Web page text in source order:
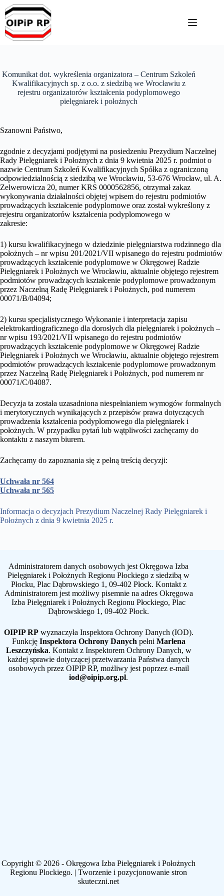
Przejdź
do
treści
Komunikat dot. wykreślenia organizatora – Centrum Szkoleń
Kwalifikacyjnych sp. z o.o. z siedzibą we Wrocławiu z
rejestru organizatorów kształcenia podyplomowego
pielęgniarek i położnych
Szanowni Państwo,
zgodnie z decyzjami podjętymi na posiedzeniu Prezydium Naczelnej
Rady Pielęgniarek i Położnych z dnia 9 kwietnia 2025 r. podmiot o
nazwie Centrum Szkoleń Kwalifikacyjnych Spółka z ograniczoną
odpowiedzialnością z siedzibą we Wrocławiu, 53-676 Wrocław, ul. A.
Zelwerowicza 20, numer KRS 0000562856, otrzymał zakaz
wykonywania działalności objętej wpisem do rejestru podmiotów
prowadzących kształcenie podyplomowe oraz został wykreślony z
rejestru organizatorów kształcenia podyplomowego w
zakresie:
1) kursu kwalifikacyjnego w dziedzinie pielęgniarstwa rodzinnego dla
położnych – nr wpisu 201/2021/VII wpisanego do rejestru podmiotów
prowadzących kształcenie podyplomowe w Okręgowej Radzie
Pielęgniarek i Położnych we Wrocławiu, aktualnie objętego rejestrem
podmiotów prowadzących kształcenie podyplomowe prowadzonym
przez Naczelną Radę Pielęgniarek i Położnych, pod numerem
00071/B/04094;
2) kursu specjalistycznego Wykonanie i interpretacja zapisu
elektrokardiograficznego dla dorosłych dla pielęgniarek i położnych –
nr wpisu 193/2021/VII wpisanego do rejestru podmiotów
prowadzących kształcenie podyplomowe w Okręgowej Radzie
Pielęgniarek i Położnych we Wrocławiu, aktualnie objętego rejestrem
podmiotów prowadzących kształcenie podyplomowe prowadzonym
przez Naczelną Radę Pielęgniarek i Położnych, pod numerem nr
00071/C/04087.
Decyzja ta została uzasadniona niespełnianiem wymogów formalnych
i merytorycznych wynikających z przepisów prawa dotyczących
prowadzenia kształcenia podyplomowego dla pielęgniarek i
położnych. W przypadku pytań lub wątpliwości zachęcamy do
kontaktu z naszym biurem.
Zachęcamy do zapoznania się z pełną treścią decyzji:
Uchwała nr 564
Uchwała nr 565
Informacja o decyzjach Prezydium Naczelnej Rady Pielęgniarek i
Położnych z dnia 9 kwietnia 2025 r.
Administratorem danych osobowych jest Okręgowa Izba
Pielęgniarek i Położnych Regionu Płockiego z siedzibą w
Płocku, Plac Dąbrowskiego 1, 09-402 Płock. Kontakt z
Administratorem jest możliwy pisemnie na adres Okręgowa
Izba Pielęgniarek i Położnych Regionu Płockiego, Plac
Dąbrowskiego 1, 09-402 Płock.
OIPIP RPwyznaczyła Inspektora Ochrony Danych (IOD).
Funkcję Inspektora Ochrony Danych pełni Marlena
Leszczyńska. Kontakt z Inspektorem Ochrony Danych, w
każdej sprawie dotyczącej przetwarzania Państwa danych
osobowych przez OIPIP RP, możliwy jest poprzez e-mail
iod@oipip.org.pl.
Copyright © 2026 -Okręgowa Izba Pielęgniarek i Położnych
Regionu Plockiego. |Tworzenie i pozycjonowanie stron
skuteczni.net